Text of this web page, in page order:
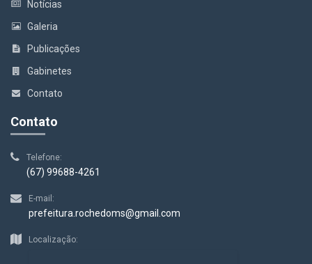
Notícias
Galeria
Publicações
Gabinetes
Contato
Contato
Telefone:
(67) 99688-4261
E-mail:
prefeitura.rochedoms@gmail.com
Localização: